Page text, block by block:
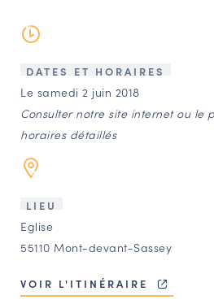
Agenda
Annuaire
Ressources
BOURSE D’ÉCHANGE
CARTES DES NAUDIN
DATES ET HORAIRES
Le samedi 2 juin 2018
Consulter notre site internet ou le
horaires détaillés
LIEU
Eglise
55110 Mont-devant-Sassey
VOIR L'ITINÉRAIRE